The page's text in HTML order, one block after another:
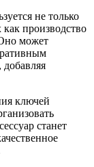
не только
производство
может
ключей
станет